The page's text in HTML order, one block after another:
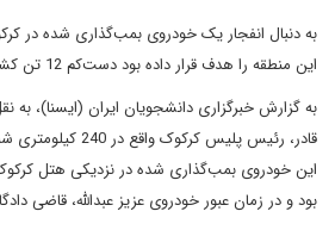
به دنبال انفجار یک خودروی بمب‌گذاری شده در
این منطقه را هدف قرار داده بود دست‌کم 12 تن کشته و زخمی شدند.
به گزارش خبرگزاری دانشجویان ایران (ایسنا)، به
قادر، رئیس پلیس
این خودروی بمب‌گذاری شده در نزدیکی هتل
بود و در زمان عبور خودروی عزیز عبدالله، قاضی